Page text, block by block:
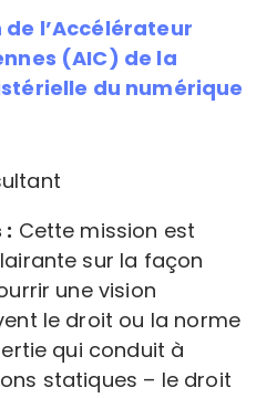
l’Accélérateur
(AIC) de la
du numérique
: Cette mission est
sur la façon
une vision
le droit ou la norme
qui conduit à
statiques – le droit